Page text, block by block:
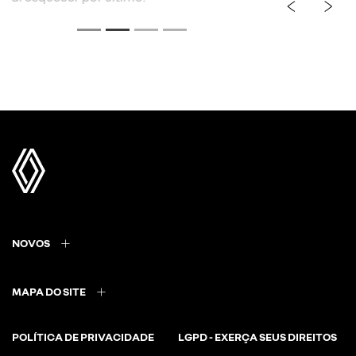
NOVOS
MAPA DO SITE
POLÍTICA DE PRIVACIDADE LGPD - EXERÇA SEUS DIREITOS